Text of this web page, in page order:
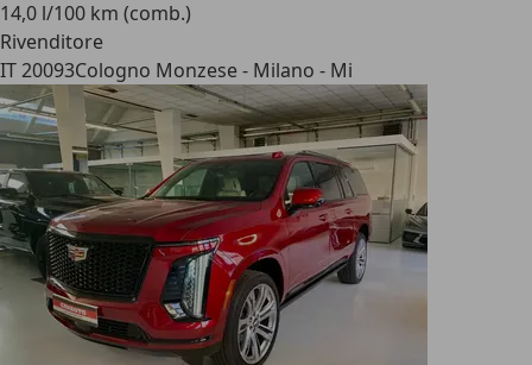
14,0 l/100 km (comb.)
Rivenditore
IT 20093Cologno Monzese - Milano - Mi